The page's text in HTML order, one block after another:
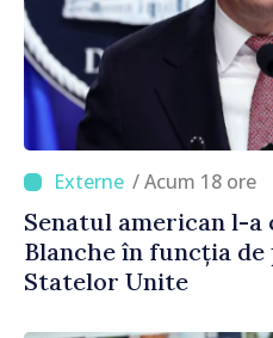
/ Acum 18 ore
Senatul american l-
Blanche în funcția
Statelor Unite